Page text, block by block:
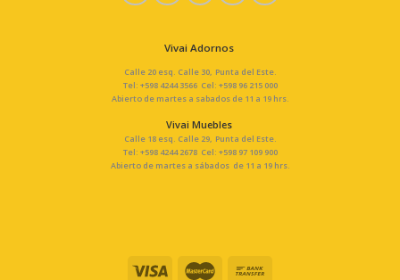
Vivai Adornos
Calle 20 esq. Calle 30, Punta del Este.
Tel: +598 4244 3566 Cel: +598 96 215 000
Abierto de martes a sabados de 11 a 19 hrs.
Vivai Muebles
Calle 18 esq. Calle 29, Punta del Este.
Tel: +598 4244 2678 Cel: +598 97 109 900
Abierto de martes a sábados de 11 a 19 hrs.